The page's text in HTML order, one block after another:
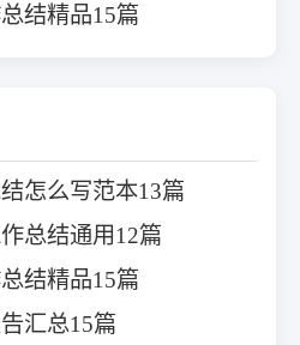
结精品15篇
怎么写范本13篇
总结通用12篇
结精品15篇
汇总15篇